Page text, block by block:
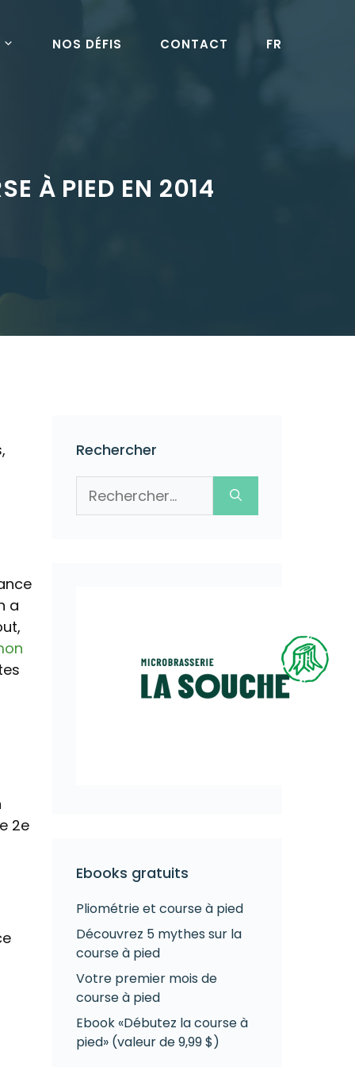
NOS DÉFIS CONTACT FR
À PIED EN 2014
a
2e
Rechercher
Ebooks gratuits
Pliométrie et course à pied
Découvrez 5 mythes sur la
course à pied
Votre premier mois de
course à pied
Ebook «Débutez la course à
pied» (valeur de 9,99 $)